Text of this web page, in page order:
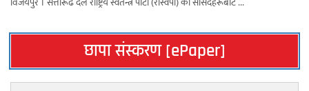
छापा संस्करण [ePaper]